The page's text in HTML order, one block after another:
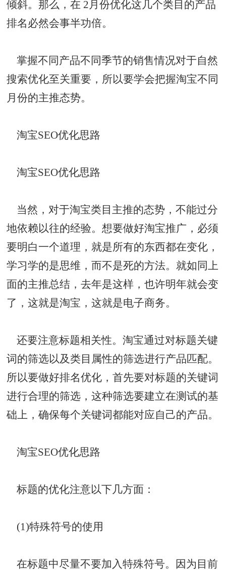
倾斜。那么，在 2月份优化这几个类目的产品
排名必然会事半功倍。
掌握不同产品不同季节的销售情况对于自然
搜索优化至关重要，所以要学会把握淘宝不同
月份的主推态势。
淘宝SEO优化思路
淘宝SEO优化思路
当然，对于淘宝类目主推的态势，不能过分
地依赖以往的经验。想要做好淘宝推广，必须
要明白一个道理，就是所有的东西都在变化，
学习学的是思维，而不是死的方法。就如同上
面的主推总结，去年是这样，也许明年就会变
了，这就是淘宝，这就是电子商务。
还要注意标题相关性。淘宝通过对标题关键
词的筛选以及类目属性的筛选进行产品匹配。
所以要做好排名优化，首先要对标题的关键词
进行合理的筛选，这种筛选要建立在测试的基
础上，确保每个关键词都能对应自己的产品。
淘宝SEO优化思路
标题的优化注意以下几方面：
(1)特殊符号的使用
在标题中尽量不要加入特殊符号。因为目前